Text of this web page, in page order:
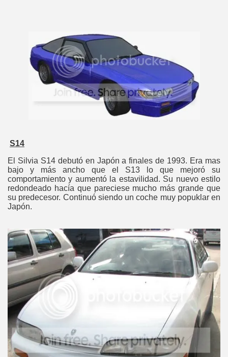
S14
El Silvia S14 debutó en Japón a finales de 1993. Era mas
bajo y más ancho que el S13 lo que mejoró su
comportamiento y aumentó la estavilidad. Su nuevo estilo
redondeado hacía que pareciese mucho más grande que
su predecesor. Continuó siendo un coche muy popuklar en
Japón.